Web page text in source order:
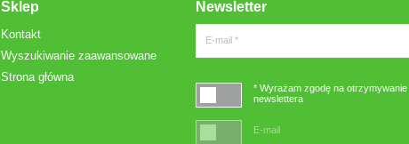
Sklep
Kontakt
Wyszukiwanie zaawansowane
Strona główna
Newsletter
E-mail *
* Wyrażam zgodę na otrzymywanie
newslettera
E-mail